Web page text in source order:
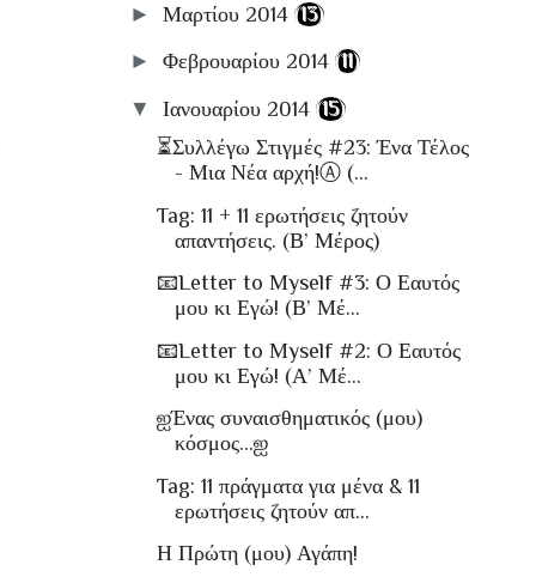
► Μαρτίου 2014 (13)
► Φεβρουαρίου 2014 (11)
▼ Ιανουαρίου 2014 (15)
⏳Συλλέγω Στιγμές #23: Ένα Τέλος
- Μια Νέα αρχή!Ⓐ (...
Tag: 11 + 11 ερωτήσεις ζητούν
απαντήσεις. (Β’ Μέρος)
📧Letter to Μyself #3: Ο Εαυτός
μου κι Εγώ! (Β’ Μέ...
📧Letter to Μyself #2: Ο Εαυτός
μου κι Εγώ! (Α’ Μέ...
ஐΈνας συναισθηματικός (μου)
κόσμος…ஐ
Tag: 11 πράγματα για μένα & 11
ερωτήσεις ζητούν απ...
Η Πρώτη (μου) Αγάπη!